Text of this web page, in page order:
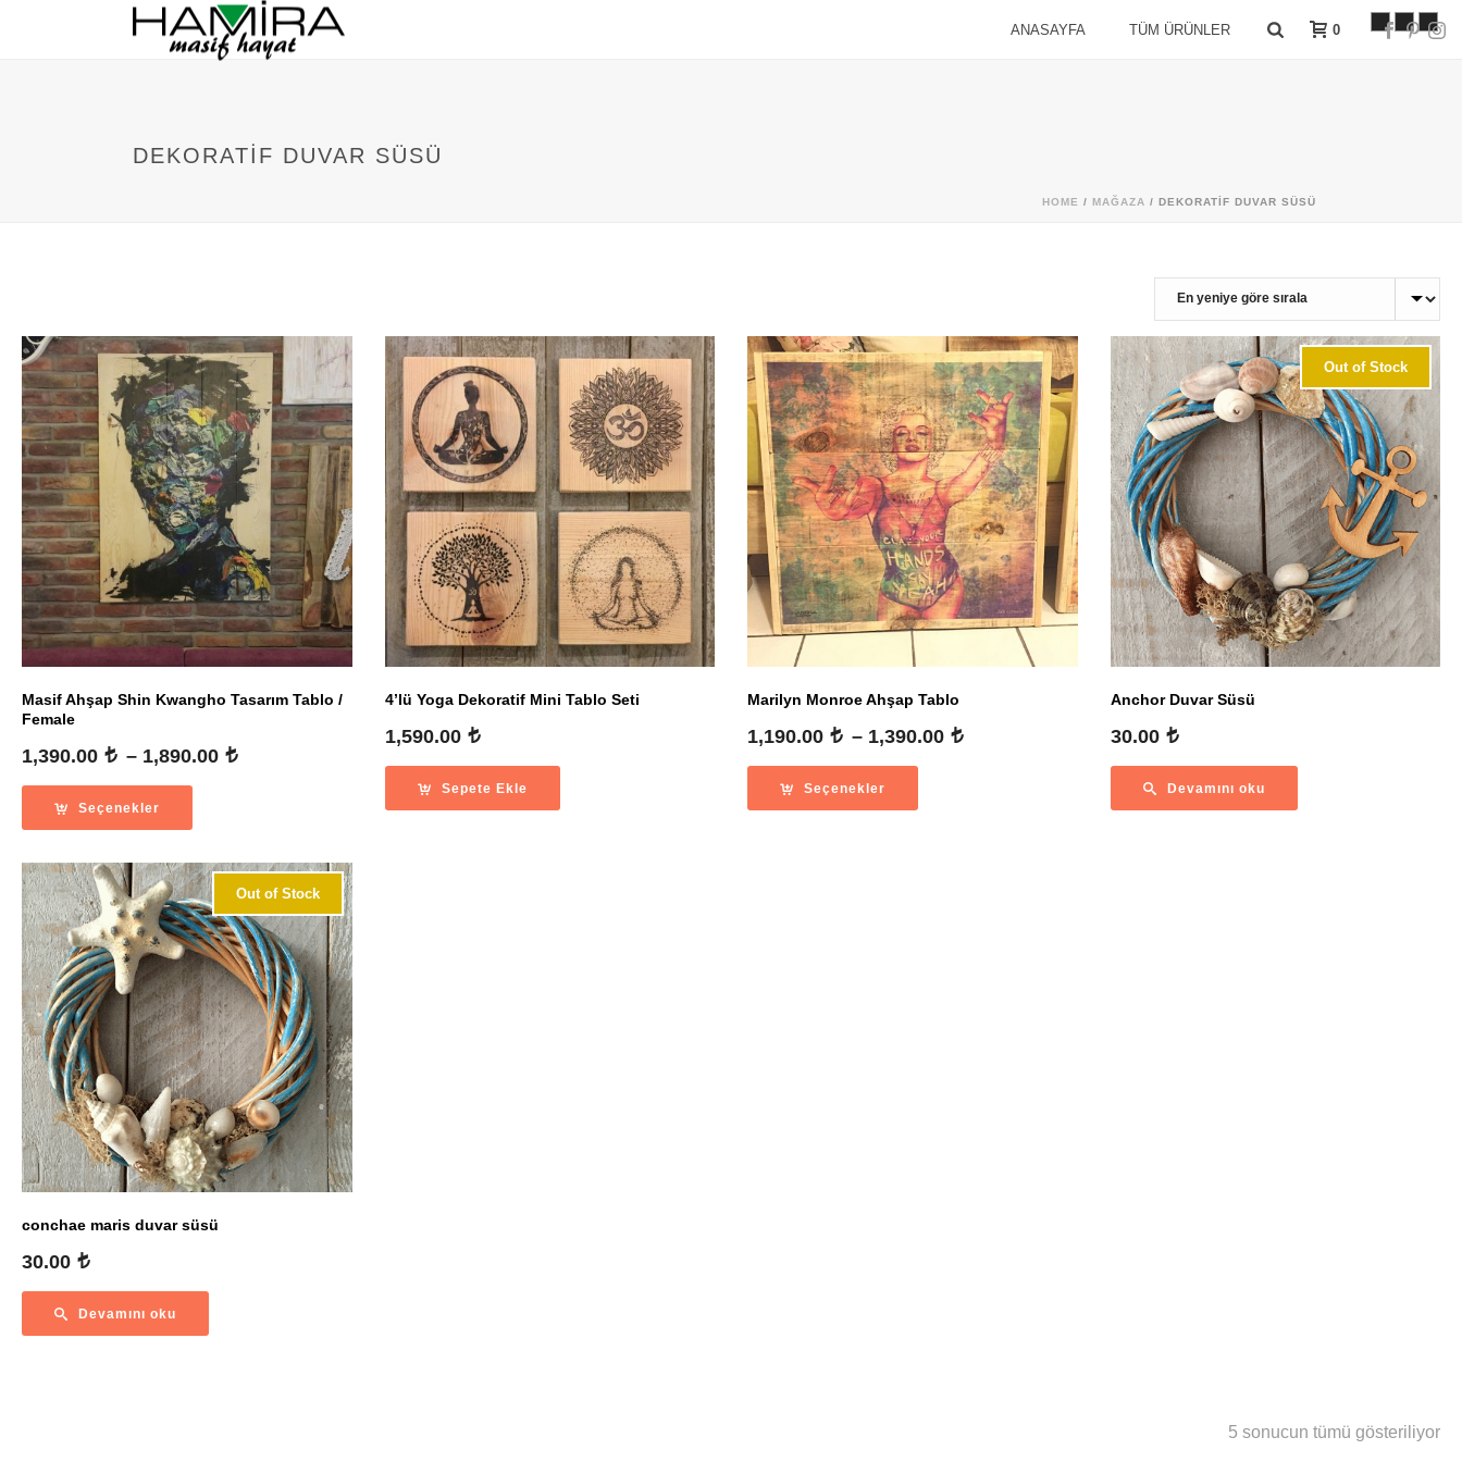
ANASAYFA TÜM ÜRÜNLER 0
DEKORATIF DUVAR SÜSÜ
HOME / MAĞAZA / DEKORATIF DUVAR SÜSÜ
Masif Ahşap Shin Kwangho Tasarım Tablo /
Female
1,390.00 – 1,890.00
Seçenekler
4’lü Yoga Dekoratif Mini Tablo Seti
1,590.00
Sepete Ekle
Marilyn Monroe Ahşap Tablo
1,190.00 – 1,390.00
Seçenekler
Anchor Duvar Süsü
Out of Stock
30.00
Devamını oku
conchae maris duvar süsü
Out of Stock
30.00
Devamını oku
5 sonucun tümü gösteriliyorEn